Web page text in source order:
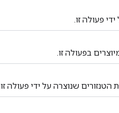
פעולה זו.
בפעולה זו.
שנוצרה על ידי פעולה זו.